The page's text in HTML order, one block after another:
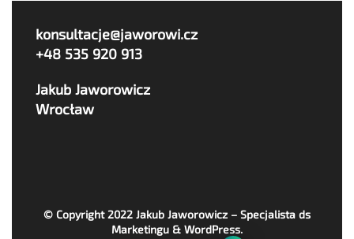
konsultacje@jaworowi.cz
+48 535 920 913
Jakub Jaworowicz
Wrocław
© Copyright 2022 Jakub Jaworowicz – Specjalista ds
Marketingu & WordPress.